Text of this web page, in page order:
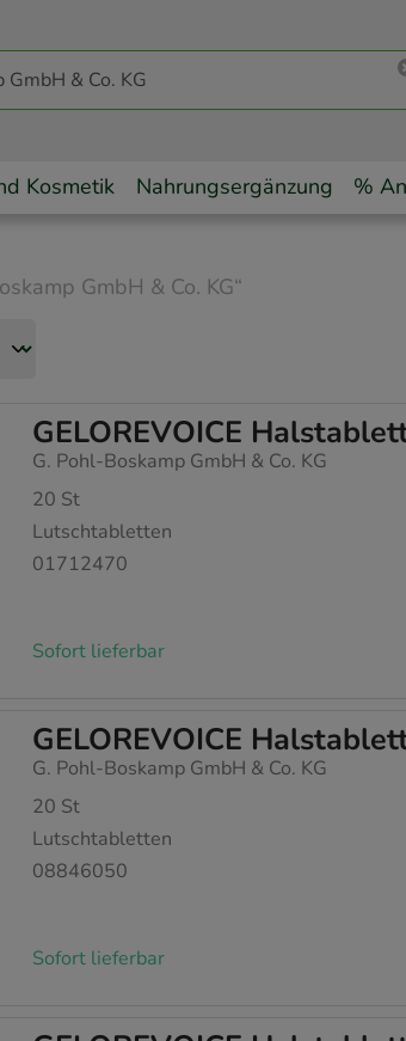
Kosmetik Nahrungsergänzung %
GmbH & Co. KG“
GELOREVOICE
G. Pohl-Boskamp GmbH & Co. KG
20 St
Lutschtabletten
01712470
Sofort lieferbar
GELOREVOICE
G. Pohl-Boskamp GmbH & Co. KG
20 St
Lutschtabletten
08846050
Sofort lieferbar